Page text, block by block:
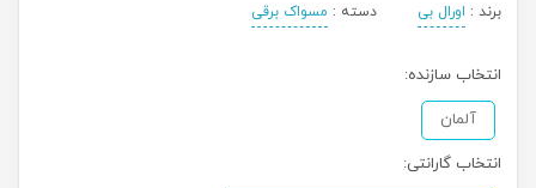
برند : اورال بی دسته : مسواک برقی
انتخاب سازنده:
آلمان
انتخاب گارانتی: